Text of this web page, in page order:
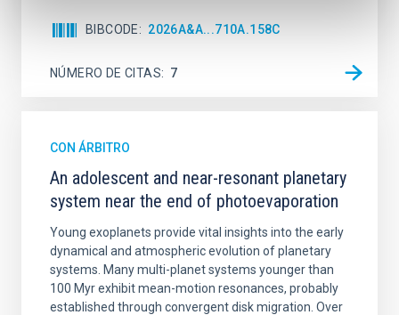
BIBCODE 2026A&A...710A.158C
NÚMERO DE CITAS 7
CON ÁRBITRO
An adolescent and near-resonant planetary
system near the end of photoevaporation
Young exoplanets provide vital insights into the early
dynamical and atmospheric evolution of planetary
systems. Many multi-planet systems younger than
100 Myr exhibit mean-motion resonances, probably
established through convergent disk migration. Over